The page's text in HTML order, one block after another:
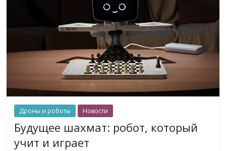
Дроны и роботы Новости
Будущее шахмат: робот, который
учит и играет